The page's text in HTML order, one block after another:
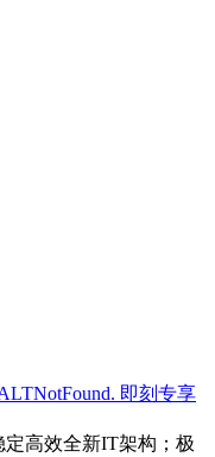
即刻专享
高效全新IT架构；极